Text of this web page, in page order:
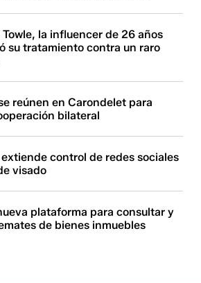
la influencer de 26 años
su tratamiento contra un raro
reúnen en Carondelet para
bilateral
control de redes sociales
visado
plataforma para consultar y
de bienes inmuebles